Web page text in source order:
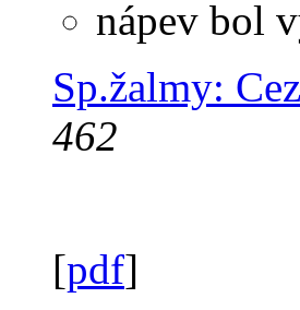
nápev bol
Sp.žalmy:
462
[pdf]